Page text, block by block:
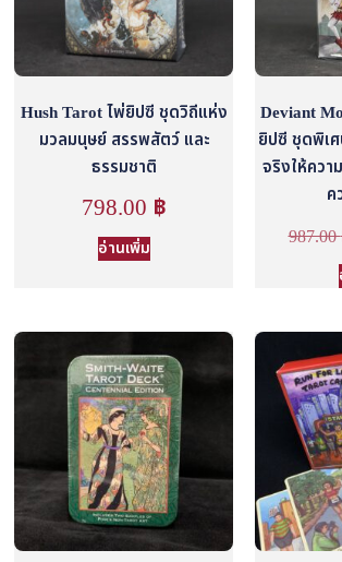
Hush Tarot ไพ่ยิปซี ชุดวิถีแห่ง
มวลมนุษย์ สรรพสัตว์ และ
ธรรมชาติ
798.00 ฿
อ่านเพิ่ม
Deviant
ยิปซี ชุดพิเ
จริงให้คว
ค
987.00